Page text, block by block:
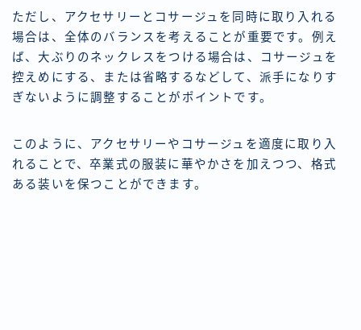
ただし、アクセサリーとコサージュを同時に取り入れる
場合は、全体のバランスを考えることが重要です。例え
ば、大ぶりのネックレスをつける場合は、コサージュを
控えめにする、または省略するなどして、派手になりす
ぎないように調整することがポイントです。
このように、アクセサリーやコサージュを適度に取り入
れることで、卒業式の服装に華やかさを加えつつ、格式
ある装いを保つことができます。